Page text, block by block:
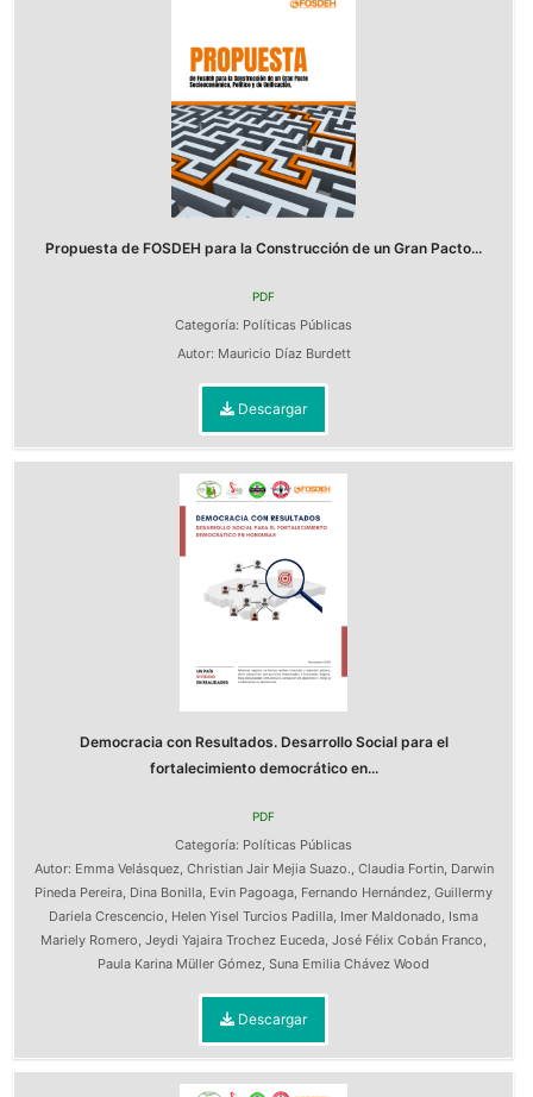
Propuesta de FOSDEH para la Construcción de un Gran Pacto...
PDF
Categoría: Políticas Públicas
Autor: Mauricio Díaz Burdett
Descargar
Democracia con Resultados. Desarrollo Social para el
fortalecimiento democrático en...
PDF
Categoría: Políticas Públicas
Autor: Emma Velásquez, Christian Jair Mejia Suazo., Claudia Fortin, Darwin
Pineda Pereira, Dina Bonilla, Evin Pagoaga, Fernando Hernández, Guillermy
Dariela Crescencio, Helen Yisel Turcios Padilla, Imer Maldonado, Isma
Mariely Romero, Jeydi Yajaira Trochez Euceda, José Félix Cobán Franco,
Paula Karina Müller Gómez, Suna Emilia Chávez Wood
Descargar